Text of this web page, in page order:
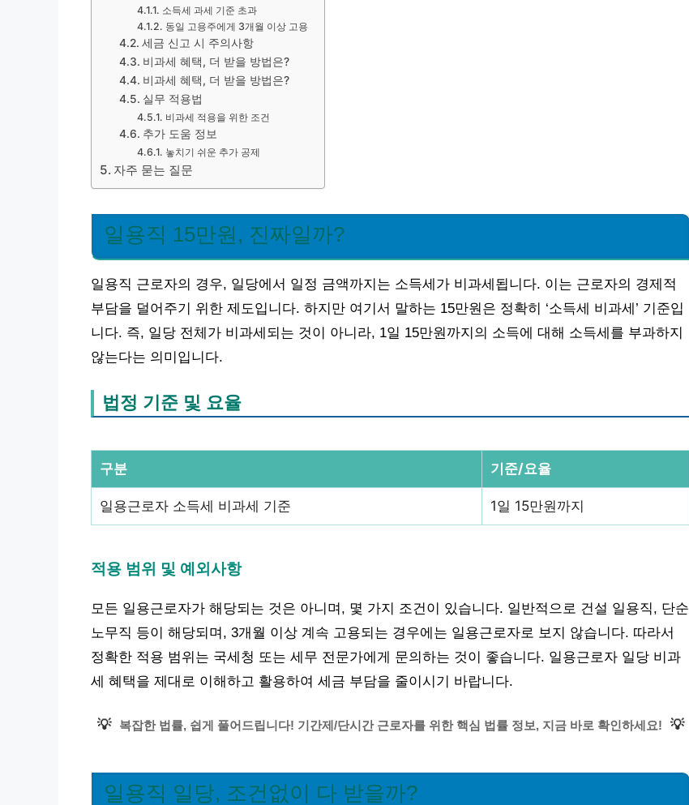
소득세 과세 기준 초과
동일 고용주에게 3개월 이상 고용
세금 신고 시 주의사항
비과세 혜택, 더 받을 방법은?
비과세 혜택, 더 받을 방법은?
실무 적용법
비과세 적용을 위한 조건
추가 도움 정보
놓치기 쉬운 추가 공제
자주 묻는 질문
일용직 15만원, 진짜일까?
일용직 근로자의 경우, 일당에서 일정 금액까지는 소득세가 비과세됩니다. 이는 근로자의 경제적
부담을 덜어주기 위한 제도입니다. 하지만 여기서 말하는 15만원은 정확히 ‘소득세 비과세’ 기준입
니다. 즉, 일당 전체가 비과세되는 것이 아니라, 1일 15만원까지의 소득에 대해 소득세를 부과하지
않는다는 의미입니다.
법정 기준 및 요율
구분 기준/요율
일용근로자 소득세 비과세 기준 1일 15만원까지
적용 범위 및 예외사항
모든 일용근로자가 해당되는 것은 아니며, 몇 가지 조건이 있습니다. 일반적으로 건설 일용직, 단순
노무직 등이 해당되며, 3개월 이상 계속 고용되는 경우에는 일용근로자로 보지 않습니다. 따라서
정확한 적용 범위는 국세청 또는 세무 전문가에게 문의하는 것이 좋습니다. 일용근로자 일당 비과
세 혜택을 제대로 이해하고 활용하여 세금 부담을 줄이시기 바랍니다.
💡 복잡한 법률, 쉽게 풀어드립니다! 기간제/단시간 근로자를 위한 핵심 법률 정보, 지금 바로 확인하세요! 💡
일용직 일당, 조건없이 다 받을까?